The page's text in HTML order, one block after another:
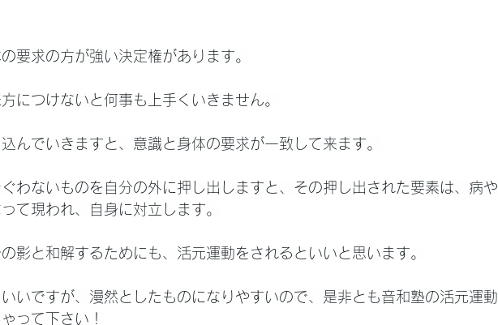
要求の方が強い決定権があります。
につけないと何事も上手くいきません。
んでいきますと、意識と身体の要求が一致して来ます。
わないものを自分の外に押し出しますと、その押し出された要素は、病や
て現われ、自身に対立します。
影と和解するためにも、活元運動をされるといいと思います。
いですが、漫然としたものになりやすいので、是非とも音和塾の活元運動
って下さい！